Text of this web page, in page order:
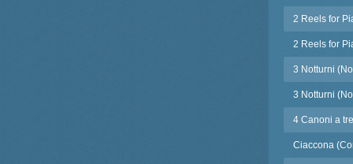
2 Reels for
2 Reels for
3 Notturni
3 Notturni
4 Canoni a
Ciaccona